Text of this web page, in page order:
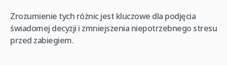
Zrozumienie tych różnic jest kluczowe dla podjęcia
świadomej decyzji i zmniejszenia niepotrzebnego stresu
przed zabiegiem.